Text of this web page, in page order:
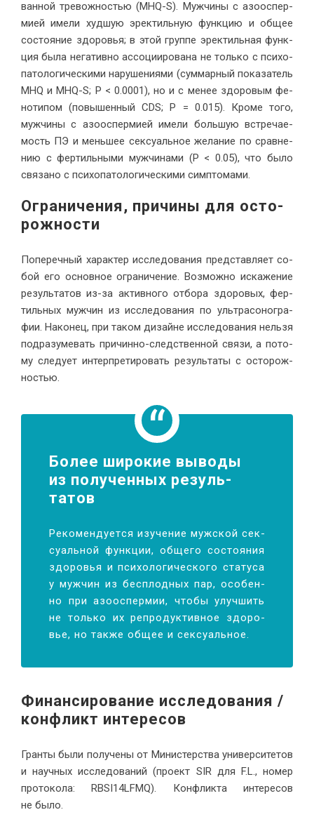
ван­ной тре­вож­но­стью (MHQ-S). Муж­чи­ны с азоос­пер­
ми­ей име­ли худ­шую эрек­тиль­ную функ­цию и об­щее
со­сто­я­ние здо­ро­вья; в этой груп­пе эрек­тиль­ная функ­
ция бы­ла нега­тив­но ас­со­ци­и­ро­ва­на не толь­ко с пси­хо­
па­то­ло­ги­че­ски­ми на­ру­ше­ни­я­ми (сум­мар­ный по­ка­за­тель
MHQ и MHQ-S; P < 0.0001), но и с ме­нее здо­ро­вым фе­
но­ти­пом (по­вы­шен­ный CDS; P = 0.015). Кро­ме то­го,
муж­чи­ны с азоос­пер­ми­ей име­ли боль­шую встре­ча­е­
мость ПЭ и мень­шее сек­су­аль­ное же­ла­ние по срав­не­
нию с фер­тиль­ны­ми муж­чи­на­ми (P < 0.05), что бы­ло
свя­за­но с пси­хо­па­то­ло­ги­че­ски­ми симп­томами.
Огра­ни­че­ния, при­чи­ны для осто­
рож­ности
По­пе­реч­ный ха­рак­тер ис­сле­до­ва­ния пред­став­ля­ет со­
бой его ос­нов­ное огра­ни­че­ние. Воз­мож­но ис­ка­же­ние
ре­зуль­та­тов из-за ак­тив­но­го от­бо­ра здо­ро­вых, фер­
тиль­ных муж­чин из ис­сле­до­ва­ния по уль­тра­со­но­гра­
фии. На­ко­нец, при та­ком ди­зайне ис­сле­до­ва­ния нель­зя
под­ра­зу­ме­вать при­чин­но-след­ствен­ной свя­зи, а по­то­
му сле­ду­ет ин­тер­пре­ти­ро­вать ре­зуль­та­ты с осто­рож­
ностью.
Бо­лее ши­ро­кие вы­во­ды
из по­лу­чен­ных ре­зуль­
татов
Ре­ко­мен­ду­ет­ся изу­че­ние муж­ской сек­
су­аль­ной функ­ции, об­ще­го со­сто­я­ния
здо­ро­вья и пси­хо­ло­ги­че­ско­го ста­ту­са
у муж­чин из бес­плод­ных пар, осо­бен­
но при азоос­пер­мии, чтобы улуч­шить
не толь­ко их ре­про­дук­тив­ное здо­ро­
вье, но так­же об­щее и сек­су­альное.
Финан­си­ро­ва­ние ис­сле­до­ва­ния /
кон­фликт ин­те­ресов
Гран­ты бы­ли по­лу­че­ны от Ми­ни­стер­ства уни­вер­си­те­тов
и на­уч­ных ис­сле­до­ва­ний (про­ект SIR для F.L., но­мер
про­то­ко­ла: RBSI14LFMQ). Кон­флик­та ин­те­ре­сов
не было.